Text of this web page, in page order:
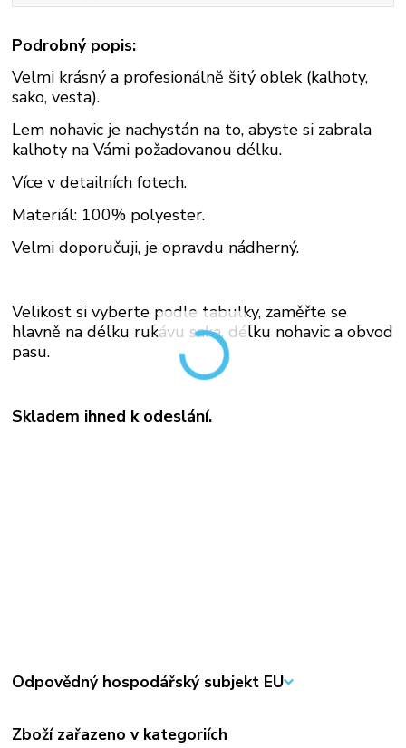
Podrobný popis:
Velmi krásný a profesionálně šitý oblek(kalhoty,
sako, vesta).
Lem nohavic je nachystán na to, abyste si zabrala
kalhoty na Vámi požadovanou délku.
Více v detailních fotech.
Materiál: 100% polyester.
Velmi doporučuji, je opravdu nádherný.
Velikost si vyberte podle tabulky, zaměřte se
hlavně na délku rukávu saka, délku nohavic a obvod
pasu.
Skladem ihned k odeslání.
Odpovědný hospodářský subjekt EU
Zboží zařazeno v kategoriích